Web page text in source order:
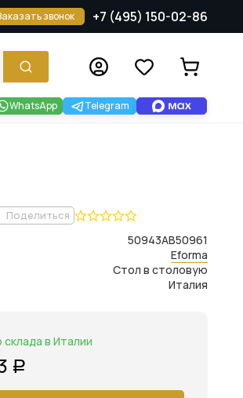
звонок +7 (495) 150-02-86
WhatsApp Telegram
Поделиться
Eforma
50943AB50961
Стол в столовую
Италия
в Италии
Р